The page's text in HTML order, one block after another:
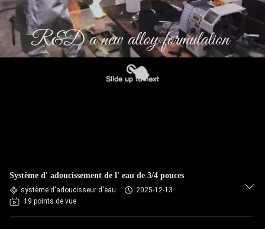
Système d' adoucissement de l' eau de 3/4 pouces
système d'adoucisseur d'eau
2025-12-13
19 points de vue